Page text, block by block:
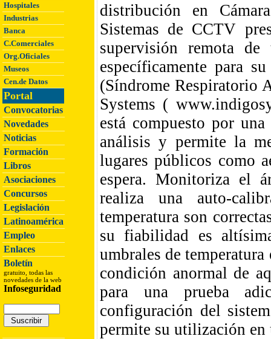
Hospitales
Industrias
Banca
C.Comerciales
Org.Oficiales
Museos
Cen.de Datos
Portal
Convocatorias
Novedades
Noticias
Formación
Libros
Asociaciones
Concursos
Legislación
Latinoamérica
Empleo
Enlaces
Boletín
gratuito, todas las
novedades de la web
Infoseguridad
distribución en
Sistemas de CCTV
supervisión remota de
específicamente para
(Síndrome Respiratorio
Systems (
está compuesto por
análisis y permite la
lugares públicos como
espera. Monitoriza el
realiza una auto-
temperatura son
su fiabilidad es
umbrales de
condición anormal de
para una prueba
configuración del
permite su utilización en